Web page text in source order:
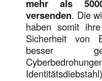
mehr als
versenden. Die
haben somit
Sicherheit von
besser